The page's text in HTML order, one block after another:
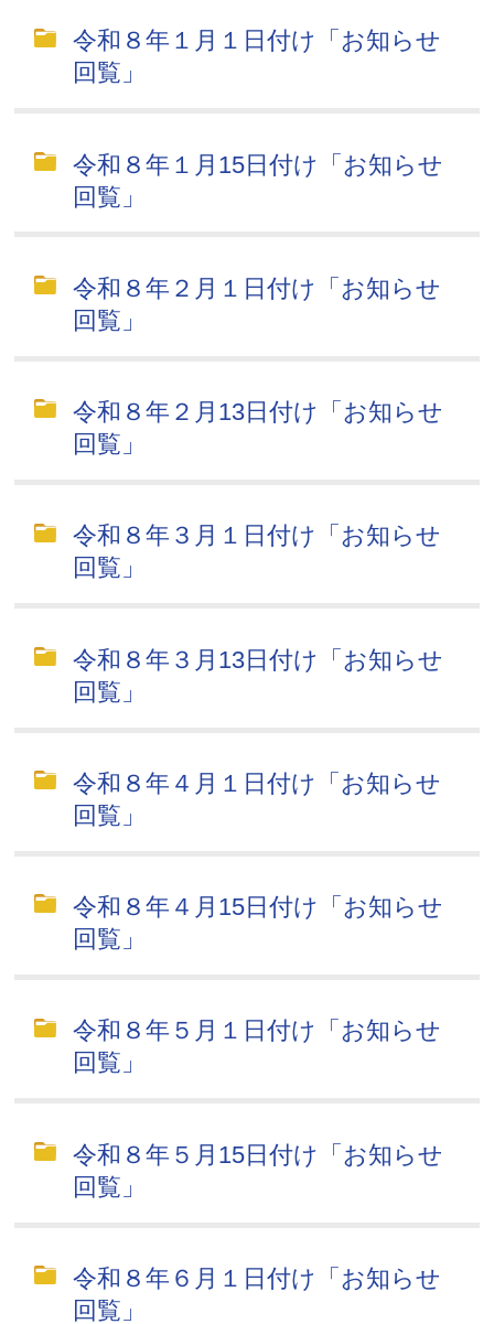
令和８年１月１日付け「お知らせ
回覧」
令和８年１月15日付け「お知らせ
回覧」
令和８年２月１日付け「お知らせ
回覧」
令和８年２月13日付け「お知らせ
回覧」
令和８年３月１日付け「お知らせ
回覧」
令和８年３月13日付け「お知らせ
回覧」
令和８年４月１日付け「お知らせ
回覧」
令和８年４月15日付け「お知らせ
回覧」
令和８年５月１日付け「お知らせ
回覧」
令和８年５月15日付け「お知らせ
回覧」
令和８年６月１日付け「お知らせ
回覧」